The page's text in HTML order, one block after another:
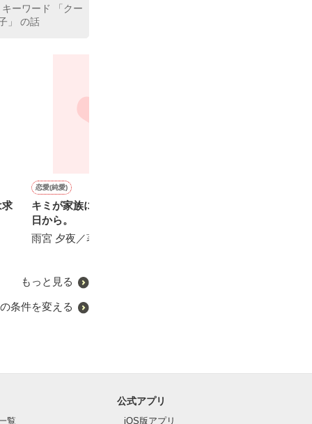
ーワード 「クー
」 の話
求
恋愛(純愛)
キミが家族になった、その
日から。
雨宮 夕夜／著
もっと見る
条件を変える
覧
公式アプリ
iOS版アプリ